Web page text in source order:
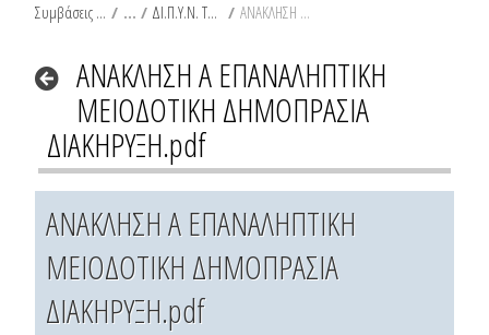
Συμβάσεις Διαβουλεύσεις Διαγωνισμοί / ΔΙ.Π.Υ.Ν. ΤΡΙΚΑΛΩΝ / ΑΝΑΚΛΗΣΗ Α ΕΠΑΝΑΛΗΠΤΙΚΗ ΜΕΙΟΔΟΤΙΚΗ ΔΗΜΟΠΡΑΣΙΑ ΔΙΑΚΗΡΥΞΗ.pdf
ΑΝΑΚΛΗΣΗ Α ΕΠΑΝΑΛΗΠΤΙΚΗ
ΜΕΙΟΔΟΤΙΚΗ ΔΗΜΟΠΡΑΣΙΑ
ΔΙΑΚΗΡΥΞΗ.pdf
ΑΝΑΚΛΗΣΗ Α ΕΠΑΝΑΛΗΠΤΙΚΗ
ΜΕΙΟΔΟΤΙΚΗ ΔΗΜΟΠΡΑΣΙΑ
ΔΙΑΚΗΡΥΞΗ.pdf